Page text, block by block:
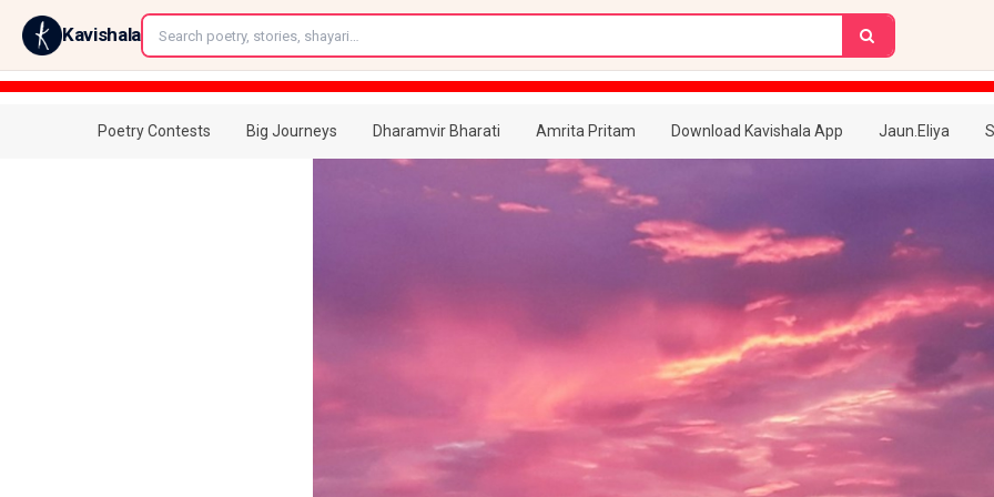
Kavishala
Poetry Contests Big Journeys Dharamvir Bharati Amrita Pritam Download Kavishala App Jaun.Eliya